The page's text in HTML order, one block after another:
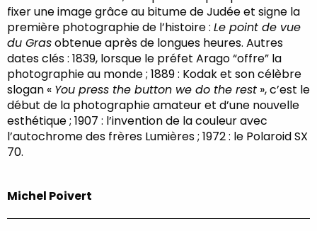
fixer une image grâce au bitume de Judée et signe la
première photographie de l’histoire : Le point de vue
du Grasobtenue après de longues heures. Autres
dates clés : 1839, lorsque le préfet Arago “offre” la
photographie au monde ; 1889 : Kodak et son célèbre
slogan « You press the button we do the rest », c’est le
début de la photographie amateur et d’une nouvelle
esthétique ; 1907 : l’invention de la couleur avec
l’autochrome des frères Lumières ; 1972 : le Polaroid SX
70.
Michel Poivert